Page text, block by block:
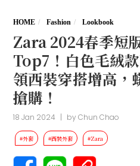
HOME Fashion Lookbook
Zara 2024春季短
Top7！白色毛絨
領西裝穿搭增高，
搶購！
18 Jan 2024 | byChun Chao
#外套 #西裝外套 #Zara